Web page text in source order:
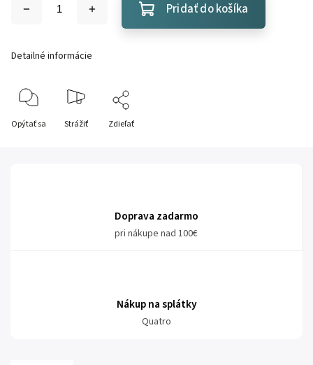
Pridať do košíka
Detailné informácie
Opýtať sa Strážiť Zdieľať
Doprava zadarmo
pri nákupe nad 100€
Nákup na splátky
Quatro